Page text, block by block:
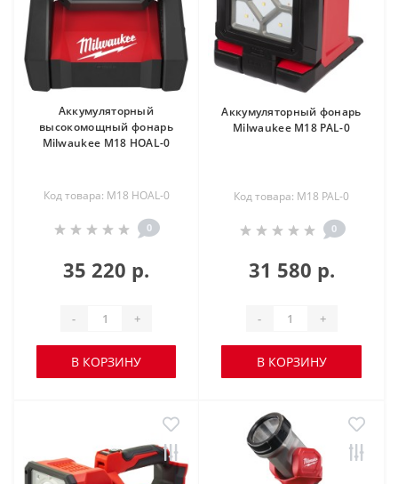
Аккумуляторный
высокомощный фонарь
Milwaukee M18 HOAL-0
Код товара: M18 HOAL-0
0
35 220 р.
- +
В КОРЗИНУ
Аккумуляторный фонарь
Milwaukee M18 PAL-0
Код товара: M18 PAL-0
0
31 580 р.
- +
В КОРЗИНУ